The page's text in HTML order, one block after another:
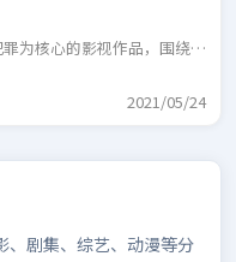
为核心的影视作品，围绕危
开，整体节奏紧凑，适合一
2021/05/24
、剧集、综艺、动漫等分